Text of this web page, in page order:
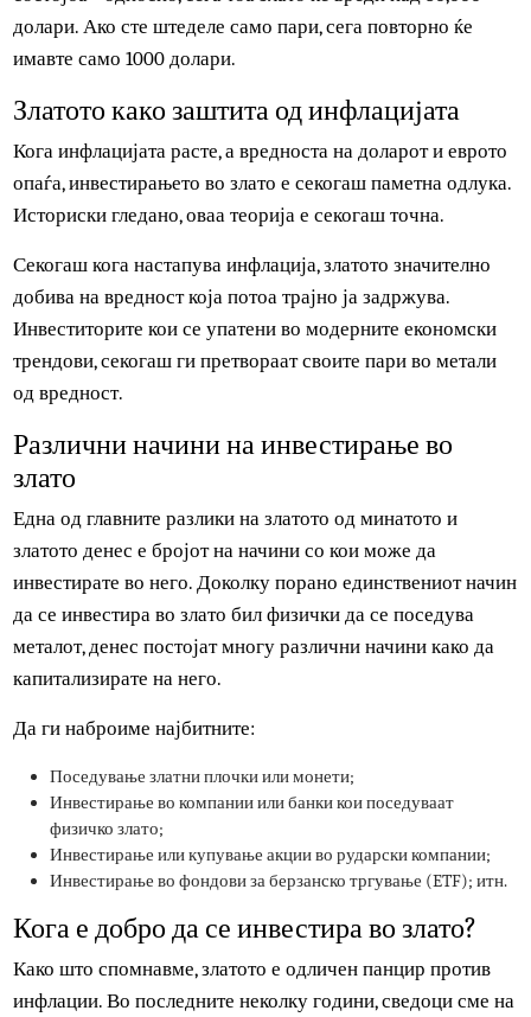
за 1000 долари (прилично голема сума за тоа време),
злато денес ќе ја преслика вашата тогашна финансиска
долари. Ако сте штеделе само пари, сега повторно ќе
имавте само 1000 долари.
Златото како заштита одинфлацијата
опаѓа, инвестирањето во злато е секогаш паметна
Историски гледано, оваа теорија е секогаш точна.
Секогаш кога настапува инфлација, златото значително
добива на вредност која потоа трајно ја задржува.
Инвеститорите кои се упатени во модерните економски
трендови, секогаш ги претвораат своите пари во метали
Различни начини на инвестирање во
злато
Една од главните разлики на златото од минатото и
златото денес е бројот на начини со кои може да
да се инвестира во злато бил физички да се поседува
металот, денес постојат многу различни начини како да
капитализирате на него.
Да ги наброиме најбитните:
Инвестирање во компании или банки кои поседуваат
Инвестирање или купување акции во рударски компании;